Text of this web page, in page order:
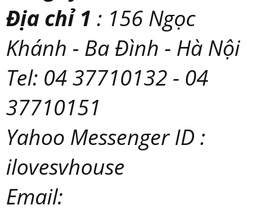
Địa chỉ 1 : 156 Ngọc
Khánh - Ba Đình - Hà Nội
Tel: 04 37710132 - 04
37710151
Yahoo Messenger ID :
ilovesvhouse
Email: